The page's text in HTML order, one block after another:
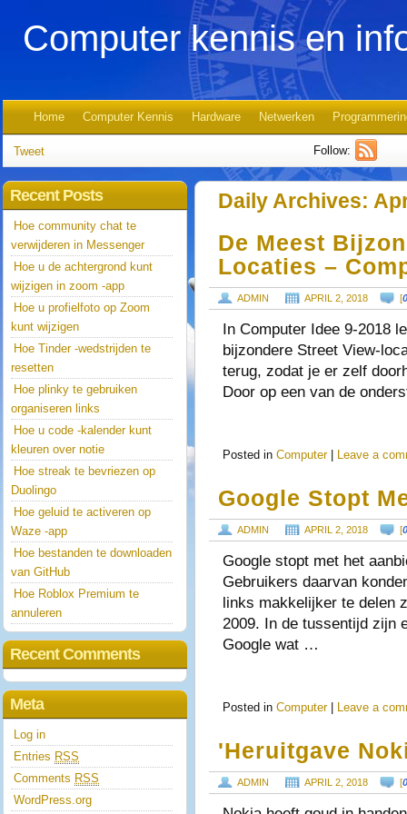
Computer kennis en
Home Computer Kennis Hardware Netwerken
Tweet Follow:
Daily Archives:
De Meest
Locaties –
ADMIN APRIL 2, 2018 [
In Computer Idee 9-2018
bijzondere Street View-
terug, zodat je er zelf
Door op een van de
Posted in Computer Leave a
Google Stopt
ADMIN APRIL 2, 2018 [
Google stopt met het
Gebruikers daarvan
links makkelijker te delen
2009. In de tussentijd zijn
Google wat …
Posted in Computer Leave a
'Heruitgave
ADMIN APRIL 2, 2018 [
Recent Posts
Hoe community chat te
verwijderen in Messenger
Hoe u de achtergrond kunt
wijzigen in zoom -app
Hoe u profielfoto op Zoom
kunt wijzigen
Hoe Tinder -wedstrijden te
resetten
Hoe plinky te gebruiken
organiseren links
Hoe u code -kalender kunt
kleuren over notie
Hoe streak te bevriezen op
Duolingo
Hoe geluid te activeren op
Waze -app
Hoe bestanden te downloaden
van GitHub
Hoe Roblox Premium te
annuleren
Recent Comments
Meta
Log in
Entries RSS
Comments RSS
WordPress.org